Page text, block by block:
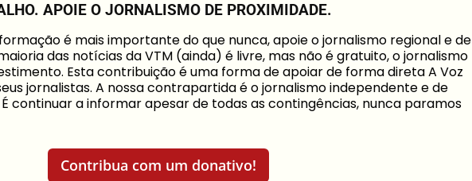
APOIE O JORNALISMO DE PROXIMIDADE.
é mais importante do que nunca, apoie o jornalismo regional e de
das notícias da VTM (ainda) é livre, mas não é gratuito, o jornalismo
Esta contribuição é uma forma de apoiar de forma direta A Voz
jornalistas. A nossa contrapartida é o jornalismo independente e de
continuar a informar apesar de todas as contingências, nunca paramos
Contribua com um donativo!